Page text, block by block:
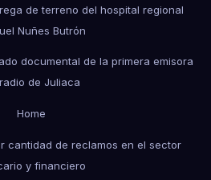
de terreno del hospital regional
Nuñes Butrón
documental de la primera emisora
de Juliaca
Home
cantidad de reclamos en el sector
y financiero